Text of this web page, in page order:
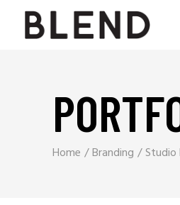
Home Branding Studio